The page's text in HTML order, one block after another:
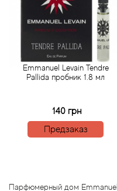
Emmanuel Levain Tendre
Pallida пробник 1.8 мл
140 грн
Предзаказ
Парфюмерный дом
Annayake
Anne Fontaine
Annick Goutal
Antonia's Flowers
Antonio Banderas